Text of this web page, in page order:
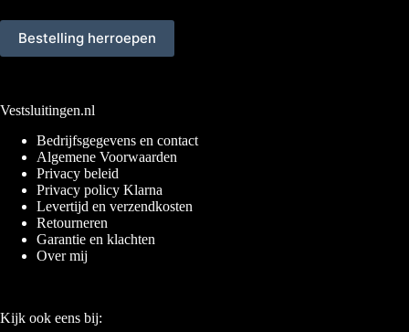
Bestelling herroepen
Vestsluitingen.nl
Bedrijfsgegevens en contact
Algemene Voorwaarden
Privacy beleid
Privacy policy Klarna
Levertijd en verzendkosten
Retourneren
Garantie en klachten
Over mij
Kijk ook eens bij: